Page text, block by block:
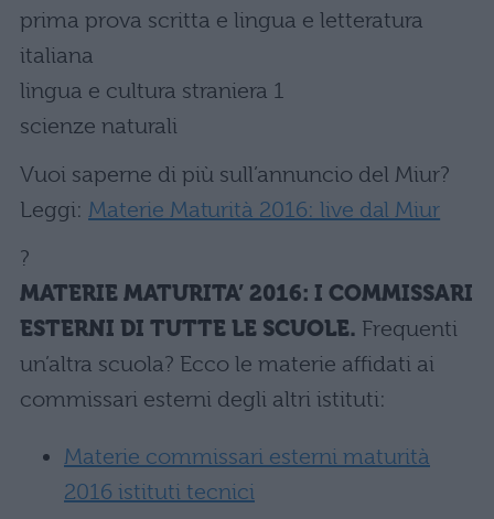
prima prova scritta e lingua e letteratura
italiana
lingua e cultura straniera 1
scienze naturali
Vuoi saperne di più sull’annuncio del Miur?
Leggi: Materie Maturità 2016: live dal Miur
?
MATERIE MATURITA’ 2016: I COMMISSARI
ESTERNI DI TUTTE LE SCUOLE. Frequenti
un’altra scuola? Ecco le materie affidati ai
commissari esterni degli altri istituti:
Materie commissari esterni maturità
2016 istituti tecnici